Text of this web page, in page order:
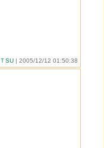
SU | 2005/12/12 01:50:38